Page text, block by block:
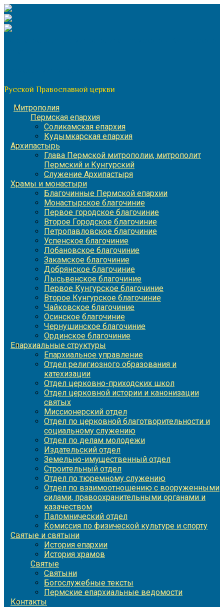
Перейти
к
содержимому
Русской Православной церкви
Митрополия
Пермская епархия
Соликамская епархия
Кудымкарская епархия
Архипастырь
Глава Пермской митрополии, митрополит
Пермский и Кунгурский
Служение Архипастыря
Храмы и монастыри
Благочинные Пермской епархии
Монастырское благочиние
Первое городское благочиние
Второе Городское благочиние
Петропавловское благочиние
Успенское благочиние
Лобановское благочиние
Закамское благочиние
Добрянское благочиние
Лысьвенское благочиние
Первое Кунгурское благочиние
Второе Кунгурское благочиние
Чайковское благочиние
Осинское благочиние
Чернушинское благочиние
Ординское благочиние
Епархиальные структуры
Епархиальное управление
Отдел религиозного образования и
катехизации
Отдел церковно-приходских школ
Отдел церковной истории и канонизации
святых
Миссионерский отдел
Отдел по церковной благотворительности и
социальному служению
Отдел по делам молодежи
Издательский отдел
Земельно-имущественный отдел
Строительный отдел
Отдел по тюремному служению
Отдел по взаимоотношению с вооруженными
силами, правоохранительными органами и
казачеством
Паломнический отдел
Комиссия по физической культуре и спорту
Святые и святыни
История епархии
История храмов
Святые
Святыни
Богослужебные тексты
Пермские епархиальные ведомости
Контакты